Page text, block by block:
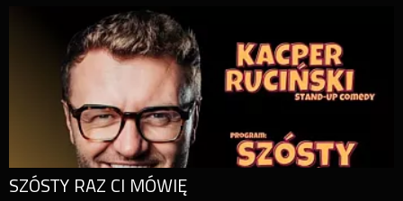
SZÓSTY RAZ CI MÓWIĘ